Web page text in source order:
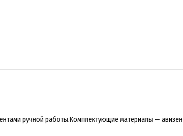
ручной работы.Комплектующие материалы —